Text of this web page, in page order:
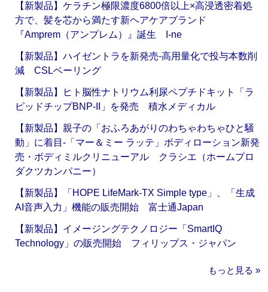
【新製品】ケラチン極限濃度6800倍以上×高浸透密着処
方で、髪を芯から満たす新ヘアケアブランド
『Amprem（アンプレム）』誕生 I-ne
【新製品】ハイゼントラを新発売‐高用量化で投与本数削
減 CSLベーリング
【新製品】ヒト脳性ナトリウム利尿ペプチドキット「ラ
ピッドチップBNP-II」を発売 積水メディカル
【新製品】親子の「おふろあがりのわちゃわちゃひと騒
動」に着目‐「マー＆ミー ラッテ」ボディローション新発
売・ボディミルクリニューアル クラシエ（ホームプロ
ダクツカンパニー）
【新製品】「HOPE LifeMark-TX Simple type」、「生成
AI音声入力」機能の販売開始 富士通Japan
【新製品】イメージングテクノロジー「SmartIQ
Technology」の販売開始 フィリップス・ジャパン
もっと見る »